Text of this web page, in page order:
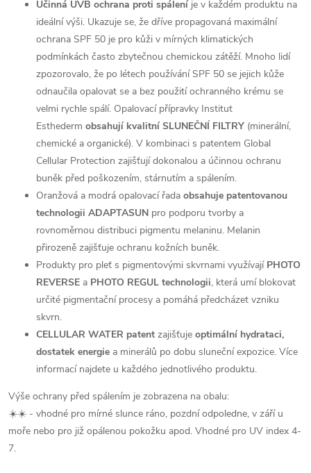
Účinná UVB ochrana proti spálení je v každém produktu na
ideální výši. Ukazuje se, že dříve propagovaná maximální
ochrana SPF 50 je pro kůži v mírných klimatických
podmínkách často zbytečnou chemickou zátěží. Mnoho lidí
zpozorovalo, že po létech používání SPF 50 se jejich kůže
odnaučila opalovat se a bez použití ochranného krému se
velmi rychle spálí. Opalovací přípravky Institut
Esthederm obsahují kvalitní SLUNEČNÍ FILTRY (minerální,
chemické a organické). V kombinaci s patentem Global
Cellular Protection zajišťují dokonalou a účinnou ochranu
buněk před poškozením, stárnutím a spálením.
Oranžová a modrá opalovací řada obsahuje patentovanou
technologii ADAPTASUN pro podporu tvorby a
rovnoměrnou distribuci pigmentu melaninu. Melanin
přirozeně zajišťuje ochranu kožních buněk.
Produkty pro pleť s pigmentovými skvrnami využívají PHOTO
REVERSE a PHOTO REGUL technologii, která umí blokovat
určité pigmentační procesy a pomáhá předcházet vzniku
skvrn.
CELLULAR WATER patent zajišťuje optimální hydrataci,
dostatek energie a minerálů po dobu sluneční expozice. Více
informací najdete u každého jednotlivého produktu.
Výše ochrany před spálením je zobrazena na obalu:
☀️☀️ - vhodné pro mírné slunce ráno, pozdní odpoledne, v září u
moře nebo pro již opálenou pokožku apod. Vhodné pro UV index 4-
7.